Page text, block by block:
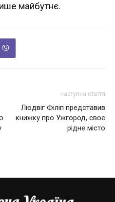
майбутнє.
наступна стаття
Людвіг Філіп представив
книжку про Ужгород, своє
рідне місто